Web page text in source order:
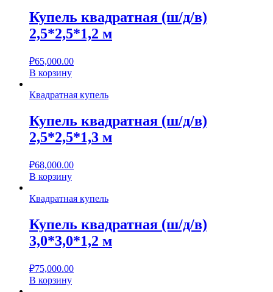
Купель квадратная (ш/д/в)
2,5*2,5*1,2 м
₽65,000.00
В корзину
Квадратная купель
Купель квадратная (ш/д/в)
2,5*2,5*1,3 м
₽68,000.00
В корзину
Квадратная купель
Купель квадратная (ш/д/в)
3,0*3,0*1,2 м
₽75,000.00
В корзину